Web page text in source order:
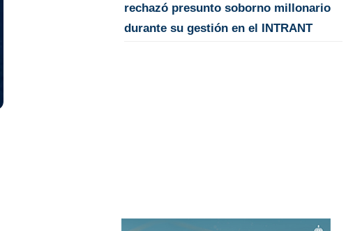
rechazó presunto soborno millonario
durante su gestión en el INTRANT